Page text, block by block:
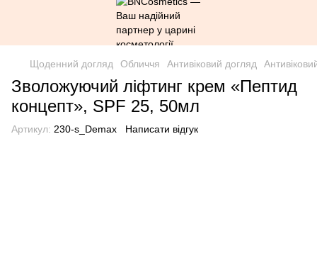
Щоденний догляд Обличчя Антивіковий догляд
Зволожуючий ліфтинг крем «Пептид
концепт», SPF 25, 50мл
Артикул: 230-s_Demax Написати відгук